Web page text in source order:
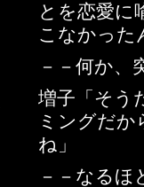
とを恋愛に
こなかった
－－何か
増子「そう
ミングだ
ね」
－－なる